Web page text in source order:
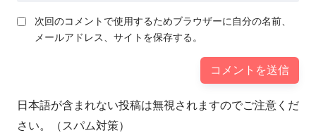
次回のコメントで使用するためブラウザーに自分の名前、
メールアドレス、サイトを保存する。
日本語が含まれない投稿は無視されますのでご注意くだ
さい。（スパム対策）